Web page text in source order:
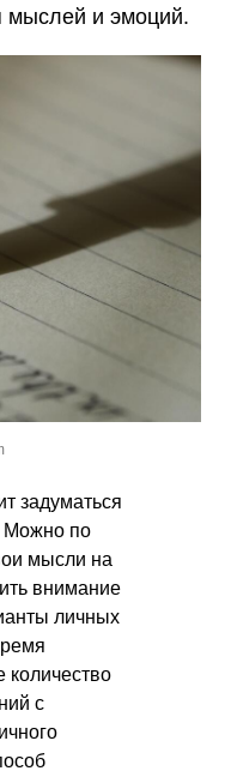
мыслей и эмоций.
задуматься
Можно по
мысли на
внимание
личных
количество
с